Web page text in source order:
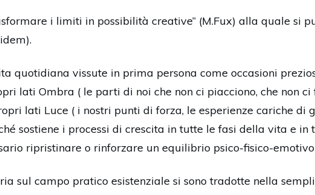
i limiti in possibilità creative” (M.Fux) alla quale si
quotidiana vissute in prima persona come occasioni
lati Ombra ( le parti di noi che non ci piacciono, che non ci
lati Luce ( i nostri punti di forza, le esperienze cariche di
sostiene i processi di crescita in tutte le fasi della vita e in
ripristinare o rinforzare un equilibrio psico-fisico-
sul campo pratico esistenziale si sono tradotte nella